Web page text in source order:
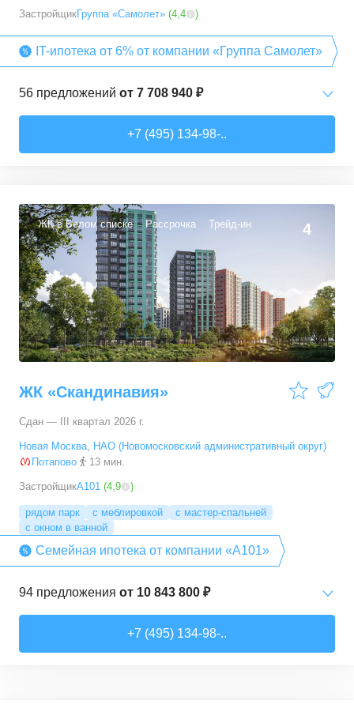
ЗастройщикГруппа «Самолет» (4,4 )
IT-ипотека от 6% от компании «Группа Самолет»
56 предложений от 7 708 940 ₽
34,71–49,54м² 22 предложения
2-комн. кв.
50,6–60,29
3-комн. кв. от16 491 230 ₽
74,3–94,8м² 22 предложения
+7 (495) 134-98-..
ЖК в Белом списке Рассрочка Трейд-ин 4
ЖК «Скандинавия»
Сдан — III квартал 2026 г.
Новая Москва, НАО (Новомосковский административный округ)
Потапово
13 мин.
ЗастройщикА101 (4,9 )
рядом парк с меблировкой
с мастер-спальней
с окном в ванной
Семейная ипотека от компании «А101»
94 предложения от 10 843 800 ₽
+7 (495) 134-98-..